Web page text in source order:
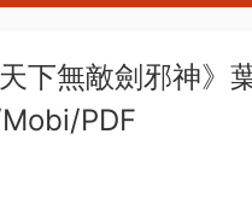
下無敵劍邪神》
PDF